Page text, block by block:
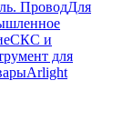
ПроводДля
СКС и
для
Arlight